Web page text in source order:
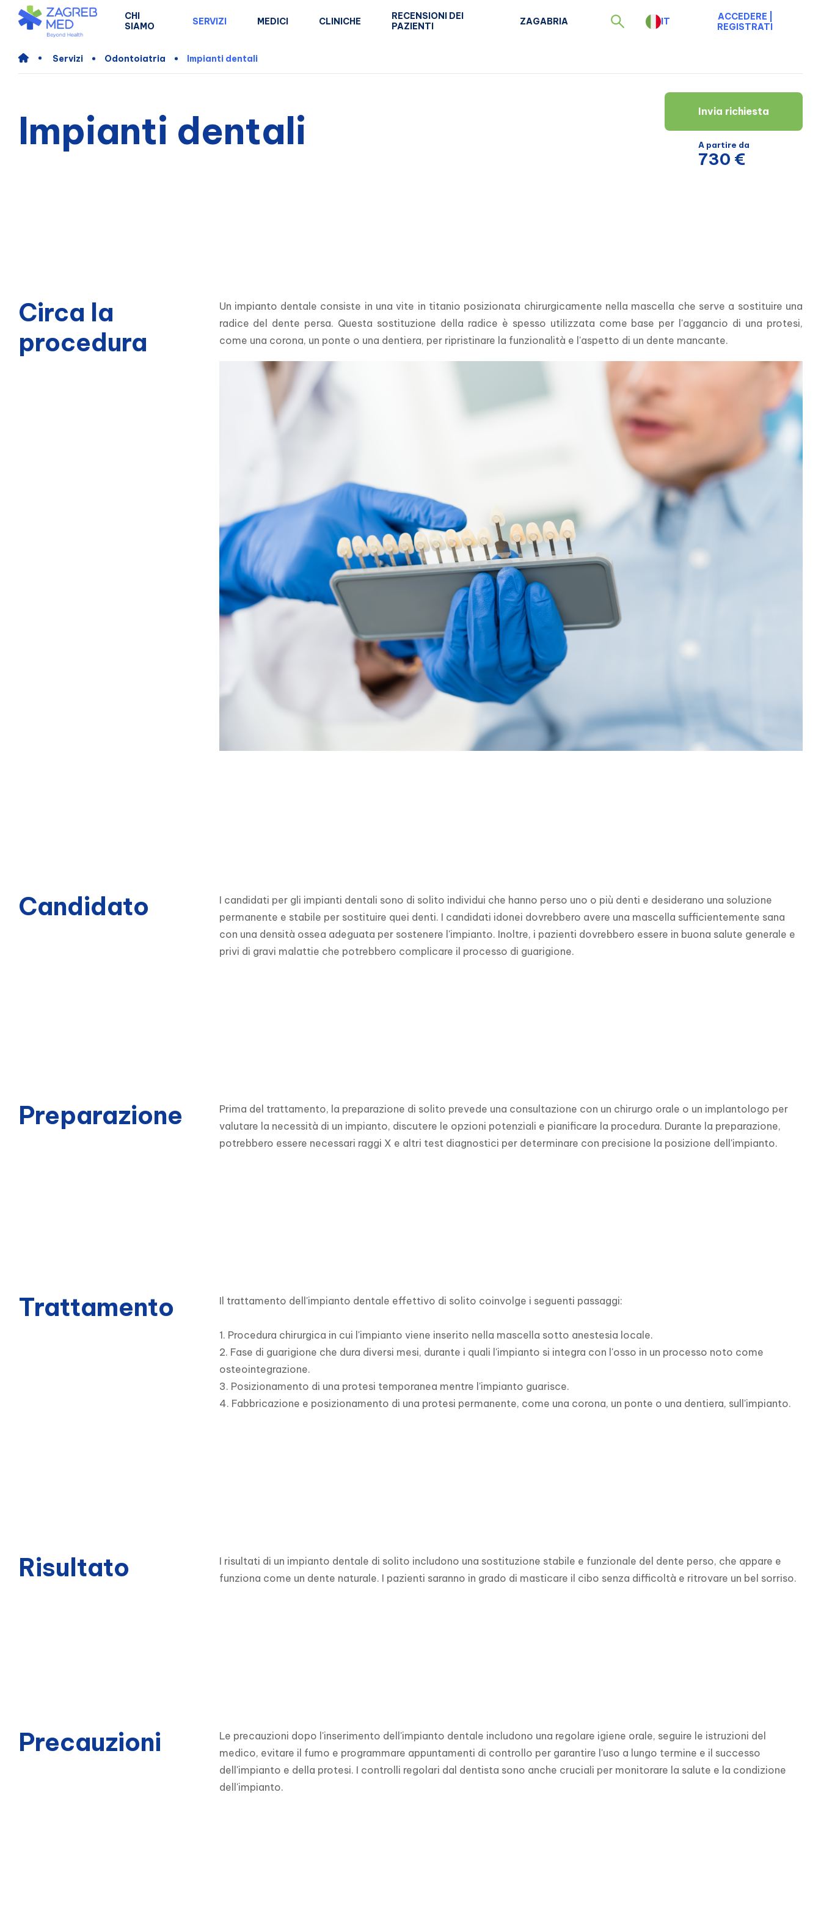
CHI
SIAMO
SERVIZI MEDICI CLINICHE
RECENSIONI DEI
PAZIENTI
ZAGABRIA IT ACCEDERE
REGISTRATI
Servizi Odontoiatria Impianti dentali
Impianti dentali Invia richiesta
A partire da
730 €
Circa la
procedura
Un impianto dentale consiste in una vite in titanio posizionata chirurgicamente nella mascella che serve a sostituire una
radice del dente persa. Questa sostituzione della radice è spesso utilizzata come base per l'aggancio di una protesi,
come una corona, un ponte o una dentiera, per ripristinare la funzionalità e l'aspetto di un dente mancante.
Candidato
I candidati per gli impianti dentali sono di solito individui che hanno perso uno o più denti e desiderano una soluzione
permanente e stabile per sostituire quei denti. I candidati idonei dovrebbero avere una mascella sufficientemente sana
con una densità ossea adeguata per sostenere l'impianto. Inoltre, i pazienti dovrebbero essere in buona salute generale e
privi di gravi malattie che potrebbero complicare il processo di guarigione.
Preparazione
Prima del trattamento, la preparazione di solito prevede una consultazione con un chirurgo orale o un implantologo per
valutare la necessità di un impianto, discutere le opzioni potenziali e pianificare la procedura. Durante la preparazione,
potrebbero essere necessari raggi X e altri test diagnostici per determinare con precisione la posizione dell'impianto.
Trattamento Il trattamento dell'impianto dentale effettivo di solito coinvolge i seguenti passaggi:
1. Procedura chirurgica in cui l'impianto viene inserito nella mascella sotto anestesia locale.
2. Fase di guarigione che dura diversi mesi, durante i quali l'impianto si integra con l'osso in un processo noto come
osteointegrazione.
3. Posizionamento di una protesi temporanea mentre l'impianto guarisce.
4. Fabbricazione e posizionamento di una protesi permanente, come una corona, un ponte o una dentiera, sull'impianto.
Risultato
I risultati di un impianto dentale di solito includono una sostituzione stabile e funzionale del dente perso, che appare e
funziona come un dente naturale. I pazienti saranno in grado di masticare il cibo senza difficoltà e ritrovare un bel sorriso.
Precauzioni
Le precauzioni dopo l'inserimento dell'impianto dentale includono una regolare igiene orale, seguire le istruzioni del
medico, evitare il fumo e programmare appuntamenti di controllo per garantire l'uso a lungo termine e il successo
dell'impianto e della protesi. I controlli regolari dal dentista sono anche cruciali per monitorare la salute e la condizione
dell'impianto.